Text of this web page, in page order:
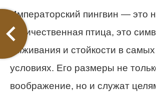
Императорский пингвин — это
величественная птица, это
выживания и стойкости в
условиях. Его размеры не
воображение, но и служат